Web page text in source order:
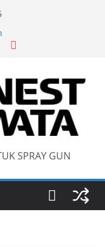
generation…
SPRAY GUN